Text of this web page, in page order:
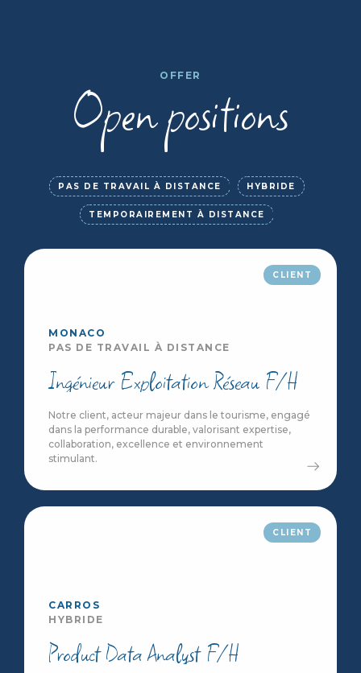
OFFER
Open positions
PAS DE TRAVAIL À DISTANCE HYBRIDE
TEMPORAIREMENT À DISTANCE
MONACO
PAS DE TRAVAIL À DISTANCE
Ingénieur Exploitation Réseau F/H
Notre client, acteur majeur dans le tourisme, engagé
dans la performance durable, valorisant expertise,
collaboration, excellence et environnement
stimulant.
CLIENT
CARROS
HYBRIDE
Product Data Analyst F/H
CLIENT